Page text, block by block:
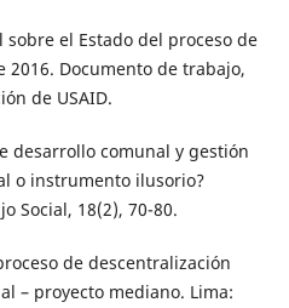
sobre el Estado del proceso de
2016. Documento de trabajo,
de USAID.
desarrollo comunal y gestión
o instrumento ilusorio?
Social, 18(2), 70-80.
de descentralización
– proyecto mediano. Lima: